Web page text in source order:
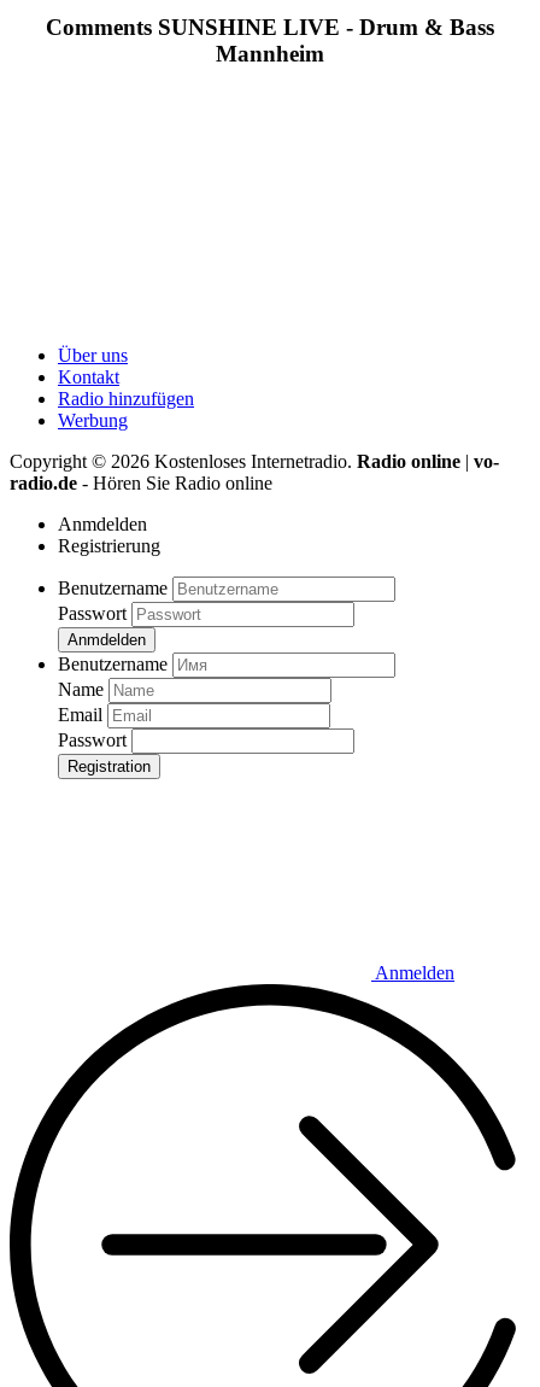
Comments SUNSHINE LIVE - Drum & Bass
Mannheim
Über uns
Kontakt
Radio hinzufügen
Werbung
Copyright © 2026 Kostenloses Internetradio. Radio online | vo-
radio.de - Hören Sie Radio online
Anmdelden
Registrierung
Benutzername
Passwort
Anmdelden
Benutzername
Name
Email
Passwort
Registration
Anmelden